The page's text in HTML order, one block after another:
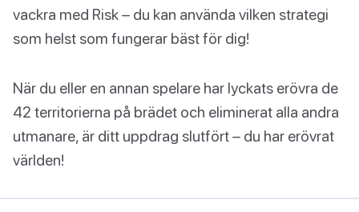
vackra med Risk – du kan använda vilken strategi
som helst som fungerar bäst för dig!
När du eller en annan spelare har lyckats erövra de
42 territorierna på brädet och eliminerat alla andra
utmanare, är ditt uppdrag slutfört – du har erövrat
världen!